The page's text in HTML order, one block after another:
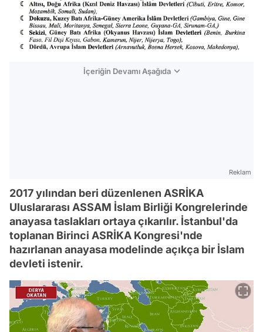
İçeriğin Devamı Aşağıda
Reklam
2017 yılından beri düzenlenen ASRİKA
Uluslararası ASSAM İslam Birliği Kongrelerinde
anayasa taslakları ortaya çıkarılır. İstanbul'da
toplanan Birinci ASRİKA Kongresi'nde
hazırlanan anayasa modelinde açıkça bir İslam
devleti istenir.